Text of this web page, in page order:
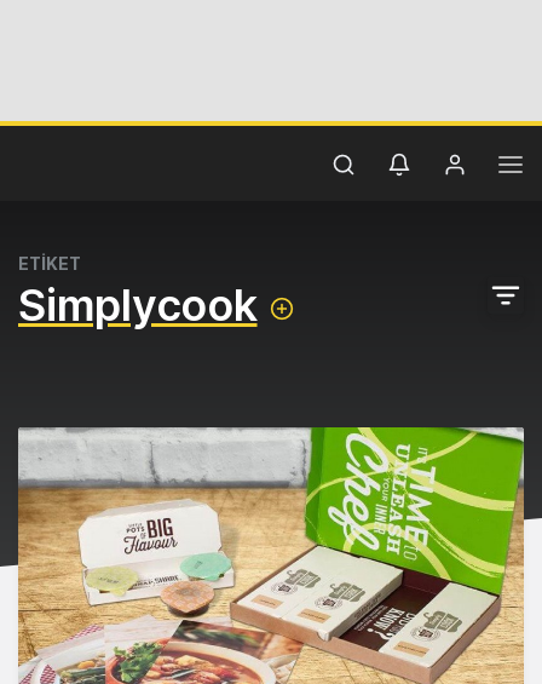
ETİKET
Simplycook